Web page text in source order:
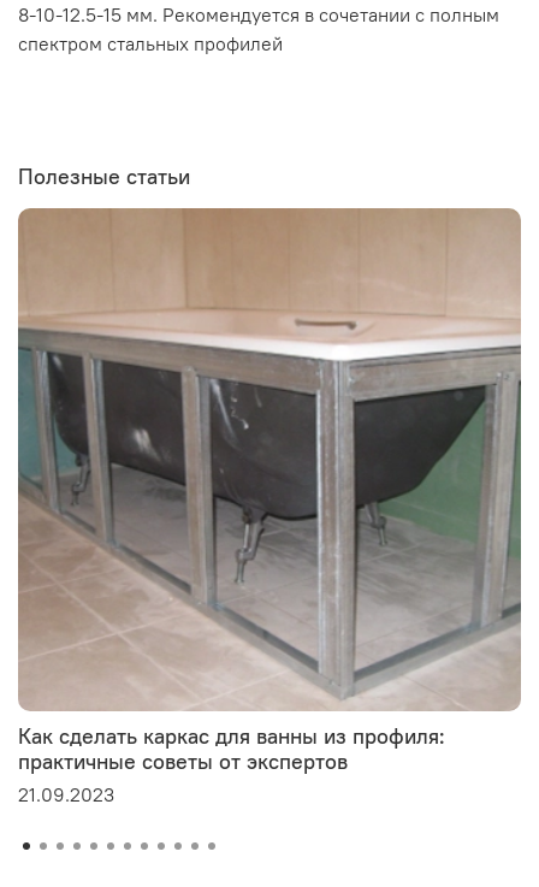
8-10-12.5-15 мм. Рекомендуется в сочетании с полным
спектром стальных профилей
Полезные статьи
Как сделать каркас для ванны из профиля:
практичные советы от экспертов
21.09.2023